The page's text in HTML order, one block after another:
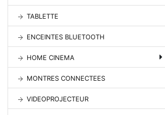
TABLETTE
ENCEINTES BLUETOOTH
HOME CINEMA
MONTRES CONNECTEES
VIDEOPROJECTEUR